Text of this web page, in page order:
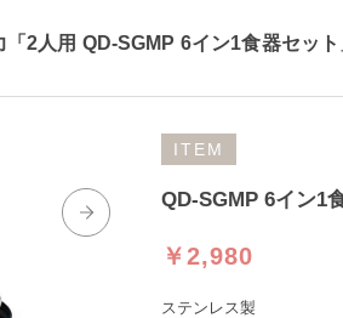
2人用 QD-SGMP 6イン1食器セット
ITEM
QD-SGMP 6イン1
￥2,980
ステンレス製